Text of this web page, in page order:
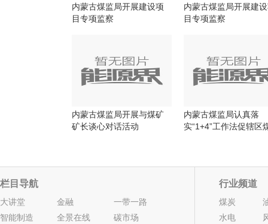
内蒙古煤监局开展建设项
目专项监察
内蒙古煤监局开展建
目专项监察
内蒙古煤监局开展与煤矿
矿长谈心对话活动
内蒙古煤监局认真落
实“1+4”工作法促辖区
栏目导航
大讲堂 金融
一带一路
智能制造
全景在线
碳市场
行业频道
煤炭
水电